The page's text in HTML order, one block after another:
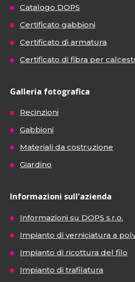
Catalogo DOPS
Certificato gabbioni
Certificato di armatura
Certificato di fibra per
Galleria fotografica
Recinzioni
Gabbioni
Materiali da costruzione
Giardino
Informazioni sull'azienda
Informazioni su DOPS s.r.o.
Impianto di verniciatura a
Impianto di ricottura del filo
Impianto di trafilatura